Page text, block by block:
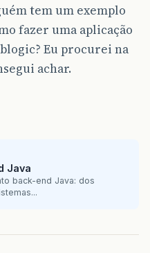
tem um exemplo
fazer uma aplicação
Eu procurei na
achar.
Java
back-end Java: dos